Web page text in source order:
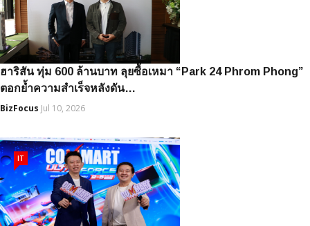
ฮาริสัน ทุ่ม 600 ล้านบาท ลุยซื้อเหมา “Park 24 Phrom Phong”
ตอกย้ำความสำเร็จหลังดัน…
BizFocus Jul 10, 2026
IT